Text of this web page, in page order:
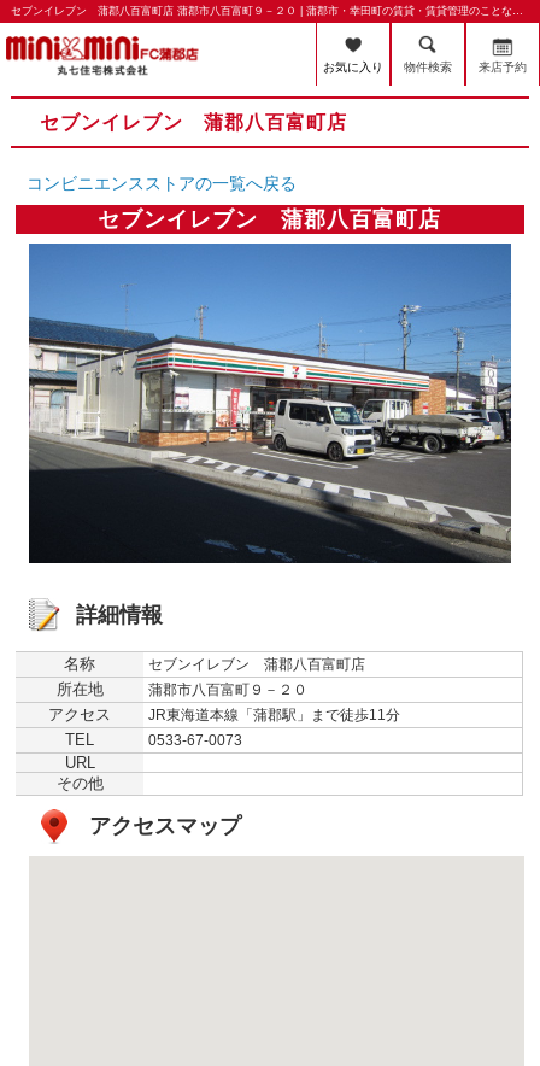
セブンイレブン 蒲郡八百富町店 蒲郡市八百富町９－２０ | 蒲郡市・幸田町の賃貸・賃貸管理のことならミニミニFC蒲郡店 丸七住宅株式会社
お気に入り 物件検索 来店予約
セブンイレブン 蒲郡八百富町店
コンビニエンスストアの一覧へ戻る
セブンイレブン 蒲郡八百富町店
詳細情報
名称 セブンイレブン 蒲郡八百富町店
所在地 蒲郡市八百富町９－２０
アクセス JR東海道本線「蒲郡駅」まで徒歩11分
TEL 0533-67-0073
URL
その他
アクセスマップ